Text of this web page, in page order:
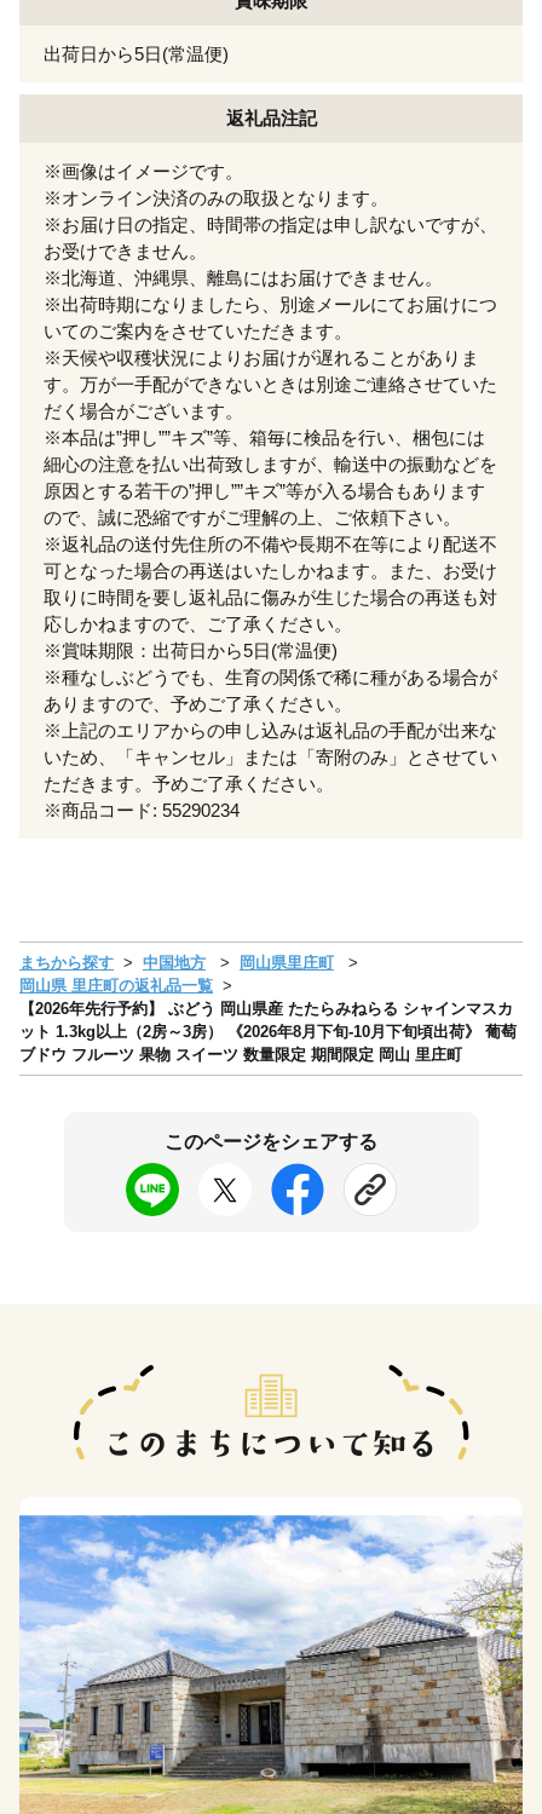
出荷日から5日(常温便)
返礼品注記
※画像はイメージです。
※オンライン決済のみの取扱となります。
※お届け日の指定、時間帯の指定は申し訳ないですが、
お受けできません。
※北海道、沖縄県、離島にはお届けできません。
※出荷時期になりましたら、別途メールにてお届けにつ
いてのご案内をさせていただきます。
※天候や収穫状況によりお届けが遅れることがありま
す。万が一手配ができないときは別途ご連絡させていた
だく場合がございます。
※本品は”押し””キズ”等、箱毎に検品を行い、梱包には
細心の注意を払い出荷致しますが、輸送中の振動などを
原因とする若干の”押し””キズ”等が入る場合もあります
ので、誠に恐縮ですがご理解の上、ご依頼下さい。
※返礼品の送付先住所の不備や長期不在等により配送不
可となった場合の再送はいたしかねます。また、お受け
取りに時間を要し返礼品に傷みが生じた場合の再送も対
応しかねますので、ご了承ください。
※賞味期限：出荷日から5日(常温便)
※種なしぶどうでも、生育の関係で稀に種がある場合が
ありますので、予めご了承ください。
※上記のエリアからの申し込みは返礼品の手配が出来な
いため、「キャンセル」または「寄附のみ」とさせてい
ただきます。予めご了承ください。
※商品コード: 55290234
まちから探す 中国地方
岡山県里庄町
岡山県 里庄町の返礼品一覧
【2026年先行予約】 ぶどう 岡山県産 たたらみねらる シャインマスカ
ット 1.3kg以上（2房～3房） 《2026年8月下旬-10月下旬頃出荷》 葡萄
ブドウ フルーツ 果物 スイーツ 数量限定 期間限定 岡山 里庄町
このページをシェアする